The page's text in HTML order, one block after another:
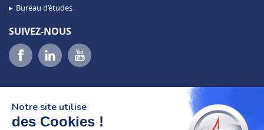
Bureau d’études
SUIVEZ-NOUS
Notre site utilise
des Cookies !